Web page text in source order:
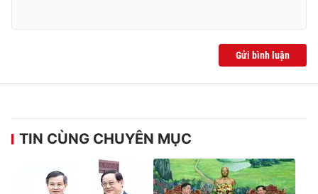
Gửi bình luận
TIN CÙNG CHUYÊN MỤC